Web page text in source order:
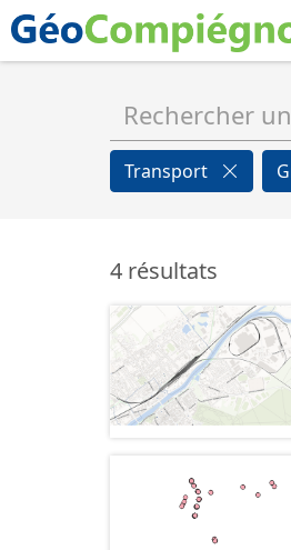
Transport
4 résultats